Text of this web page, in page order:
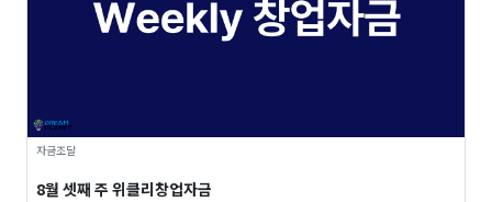
자금조달
8월 셋째 주 위클리창업자금